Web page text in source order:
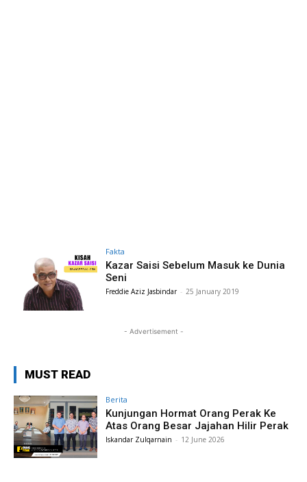
Fakta
Kazar Saisi Sebelum Masuk ke Dunia
Seni
Freddie Aziz Jasbindar - 25 January 2019
- Advertisement -
MUST READ
Berita
Kunjungan Hormat Orang Perak Ke
Atas Orang Besar Jajahan Hilir Perak
Iskandar Zulqarnain - 12 June 2026